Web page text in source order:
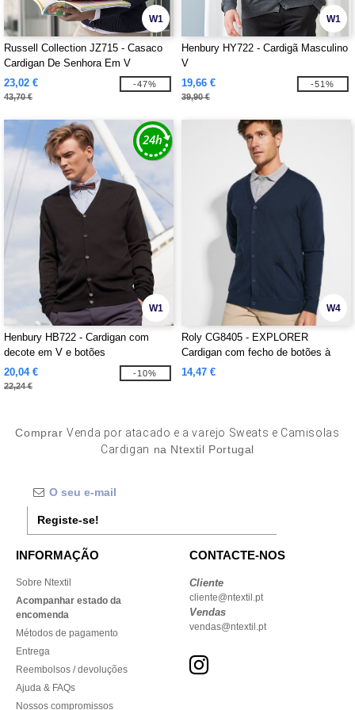
W1
Russell Collection JZ715 - Casaco
Cardigan De Senhora Em V
23,02 €
43,70 €
-47%
W1
Henbury HY722 - Cardigã Masculino
V
19,66 €
39,90 €
-51%
W1
Henbury HB722 - Cardigan com
decote em V e botões
20,04 €
22,24 €
-10%
W4
Roly CG8405 - EXPLORER
Cardigan com fecho de botões à
frente
14,47 €
ComprarVenda por atacado e a varejo Sweats e Camisolas
Cardigan na Ntextil Portugal
Registe-se!
INFORMAÇÃO
Sobre Ntextil
Acompanhar estado da
encomenda
Métodos de pagamento
Entrega
Reembolsos / devoluções
Ajuda & FAQs
Nossos compromissos
CONTACTE-NOS
Cliente
cliente@ntextil.pt
Vendas
vendas@ntextil.pt